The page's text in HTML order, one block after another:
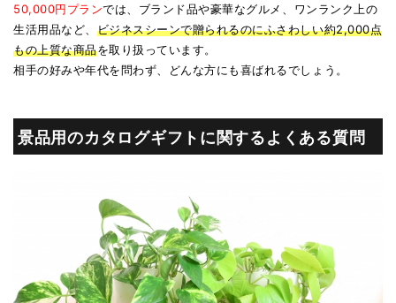
50,000円プランでは、ブランド品や豪華なグルメ、ワンランク上の
生活用品など、 ビジネスシーンで贈られるのにふさわしい約2,000点
もの上質な商品を取り扱っています。
相手の好みや年代を問わず、どんな方にも喜ばれるでしょう。
景品用のカタログギフトに関するよくある質問